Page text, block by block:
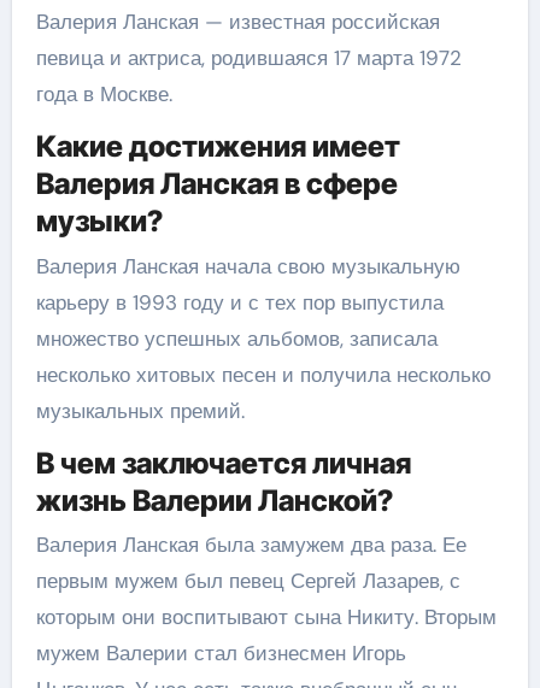
Валерия Ланская — известная российская
певица и актриса, родившаяся 17 марта 1972
года в Москве.
Какие достижения имеет
Валерия Ланская в сфере
музыки?
Валерия Ланская начала свою музыкальную
карьеру в 1993 году и с тех пор выпустила
множество успешных альбомов, записала
несколько хитовых песен и получила несколько
музыкальных премий.
В чем заключается личная
жизнь Валерии Ланской?
Валерия Ланская была замужем два раза. Ее
первым мужем был певец Сергей Лазарев, с
которым они воспитывают сына Никиту. Вторым
мужем Валерии стал бизнесмен Игорь